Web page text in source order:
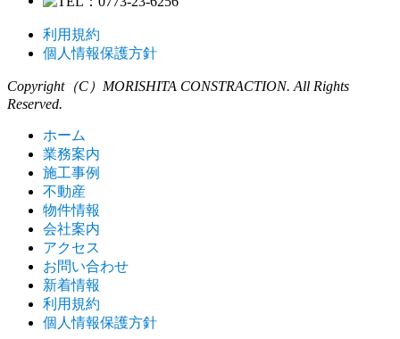
利用規約
個人情報保護方針
Copyright（C）MORISHITA CONSTRACTION. All Rights
Reserved.
ホーム
業務案内
施工事例
不動産
物件情報
会社案内
アクセス
お問い合わせ
新着情報
利用規約
個人情報保護方針